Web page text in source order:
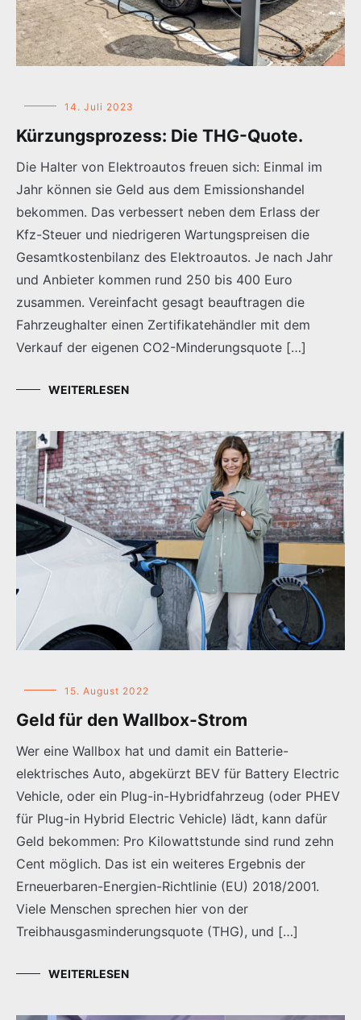
14. Juli 2023
Kürzungsprozess: Die THG-Quote.
Die Halter von Elektroautos freuen sich: Einmal im
Jahr können sie Geld aus dem Emissionshandel
bekommen. Das verbessert neben dem Erlass der
Kfz-Steuer und niedrigeren Wartungspreisen die
Gesamtkostenbilanz des Elektroautos. Je nach Jahr
und Anbieter kommen rund 250 bis 400 Euro
zusammen. Vereinfacht gesagt beauftragen die
Fahrzeughalter einen Zertifikatehändler mit dem
Verkauf der eigenen CO2-Minderungsquote […]
WEITERLESEN
15. August 2022
Geld für den Wallbox-Strom
Wer eine Wallbox hat und damit ein Batterie-
elektrisches Auto, abgekürzt BEV für Battery Electric
Vehicle, oder ein Plug-in-Hybridfahrzeug (oder PHEV
für Plug-in Hybrid Electric Vehicle) lädt, kann dafür
Geld bekommen: Pro Kilowattstunde sind rund zehn
Cent möglich. Das ist ein weiteres Ergebnis der
Erneuerbaren-Energien-Richtlinie (EU) 2018/2001.
Viele Menschen sprechen hier von der
Treibhausgasminderungsquote (THG), und […]
WEITERLESEN